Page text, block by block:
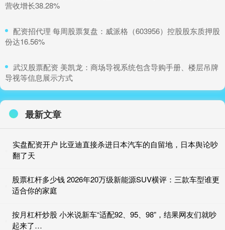
营收增长38.28%
​配资招代理 每周股票复盘：威派格（603956）控股股东质押股
份达16.56%
​武汉股票配资 美凯龙：商场导视系统包含导购手册、楼层吊牌
导视等信息展示方式
最新文章
实盘配资开户 比亚迪直接杀进日本汽车的自留地，日本舆论吵
翻了天
股票杠杆多少钱 2026年20万级新能源SUV横评：三款车型谁更
适合你的家庭
按月杠杆炒股 小米说新车“适配92、95、98”，结果网友们就吵
起来了…